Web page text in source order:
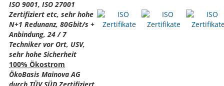
ISO 9001, ISO 27001
Zertifiziert etc, sehr hohe
N+1 Redunanz, 80Gbit/s +
Anbindung, 24 / 7
Techniker vor Ort, USV,
sehr hohe Sicherheit
100% Ökostrom
ÖkoBasis Mainova AG
durch TÜV SÜD Zertifiziert